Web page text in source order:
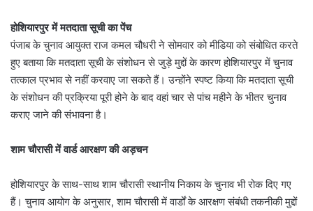
होशियारपुर में मतदाता सूची का पेंच
पंजाब के चुनाव आयुक्त राज कमल चौधरी ने सोमवार को मीडिया को संबोधित करते
हुए बताया कि मतदाता सूची के संशोधन से जुड़े मुद्दों के कारण होशियारपुर में चुनाव
तत्काल प्रभाव से नहीं करवाए जा सकते हैं। उन्होंने स्पष्ट किया कि मतदाता सूची
के संशोधन की प्रक्रिया पूरी होने के बाद वहां चार से पांच महीने के भीतर चुनाव
कराए जाने की संभावना है।
शाम चौरासी में वार्ड आरक्षण की अड़चन
होशियारपुर के साथ-साथ शाम चौरासी स्थानीय निकाय के चुनाव भी रोक दिए गए
हैं। चुनाव आयोग के अनुसार, शाम चौरासी में वार्डों के आरक्षण संबंधी तकनीकी मुद्दों